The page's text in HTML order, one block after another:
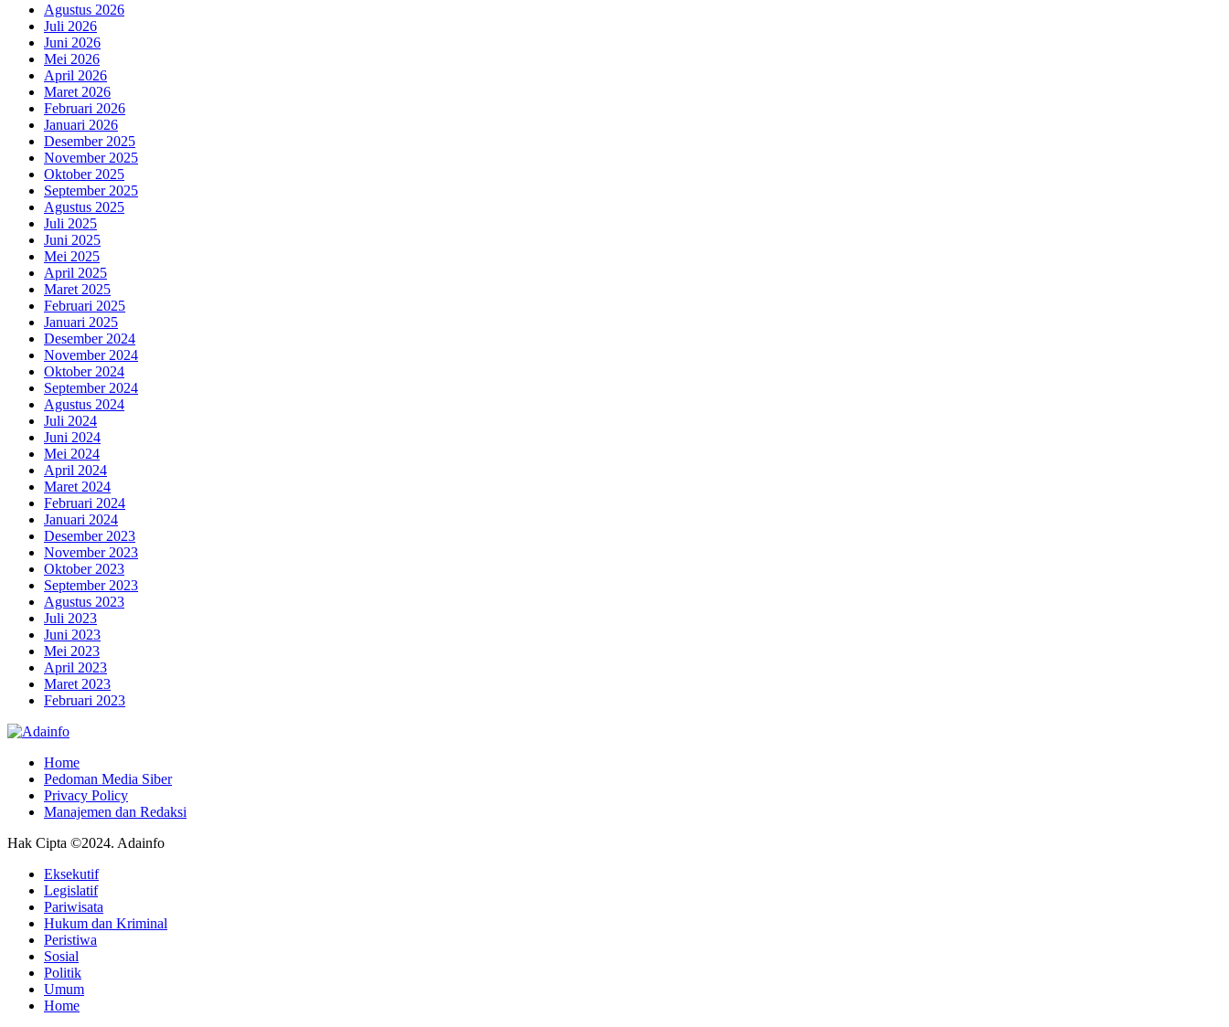
Agustus 2026
Juli 2026
Juni 2026
Mei 2026
April 2026
Maret 2026
Februari 2026
Januari 2026
Desember 2025
November 2025
Oktober 2025
September 2025
Agustus 2025
Juli 2025
Juni 2025
Mei 2025
April 2025
Maret 2025
Februari 2025
Januari 2025
Desember 2024
November 2024
Oktober 2024
September 2024
Agustus 2024
Juli 2024
Juni 2024
Mei 2024
April 2024
Maret 2024
Februari 2024
Januari 2024
Desember 2023
November 2023
Oktober 2023
September 2023
Agustus 2023
Juli 2023
Juni 2023
Mei 2023
April 2023
Maret 2023
Februari 2023
Home
Pedoman Media Siber
Privacy Policy
Manajemen dan Redaksi
Hak Cipta ©2024. Adainfo
Eksekutif
Legislatif
Pariwisata
Hukum dan Kriminal
Peristiwa
Sosial
Politik
Umum
Home